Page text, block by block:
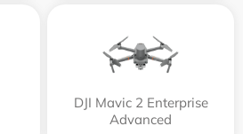
DJI Mavic 2 Enterprise
Advanced